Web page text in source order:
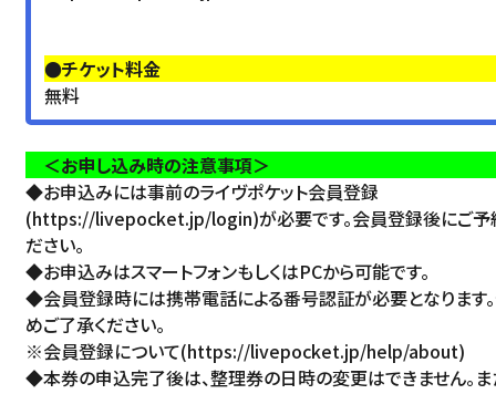
●チケット料金
無料
＜お申し込み時の注意事項＞
◆お申込みには事前のライヴポケット会員登録
(https://livepocket.jp/login)が必要です。会員登録後にご予
ださい。
◆お申込みはスマートフォンもしくはPCから可能です。
◆会員登録時には携帯電話による番号認証が必要となります
めご了承ください。
※会員登録について(https://livepocket.jp/help/about)
◆本券の申込完了後は、整理券の日時の変更はできません。ま